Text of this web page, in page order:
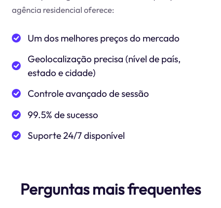
agência residencial oferece:
Um dos melhores preços do mercado
Geolocalização precisa (nível de país,
estado e cidade)
Controle avançado de sessão
99.5% de sucesso
Suporte 24/7 disponível
Perguntas mais frequentes